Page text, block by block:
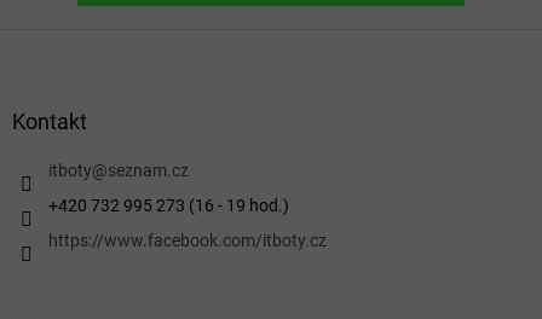
Kontakt
itboty@seznam.cz
+420 732 995 273 (16 - 19 hod.)
https://www.facebook.com/itboty.cz